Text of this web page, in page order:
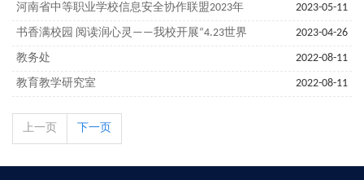
素养能力提升培训会召开
河南省中等职业学校信息安全协作联盟2023年
理事长会议在河南省工业学校召开
2023-05-11
书香满校园 阅读润心灵——我校开展“4.23世界
读书日”活动
2023-04-26
教务处 2022-08-11
教育教学研究室 2022-08-11
上一页 下一页